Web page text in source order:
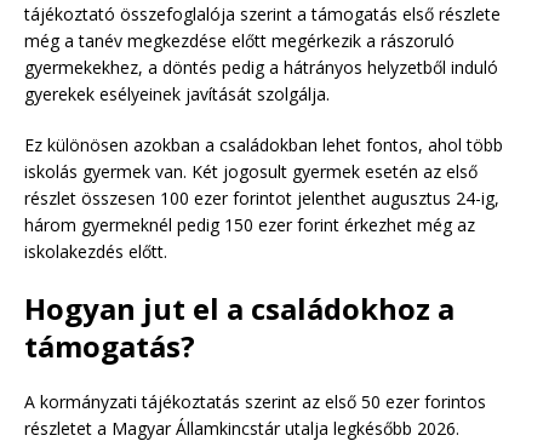
tájékoztató összefoglalója szerint a támogatás első részlete
még a tanév megkezdése előtt megérkezik a rászoruló
gyermekekhez, a döntés pedig a hátrányos helyzetből induló
gyerekek esélyeinek javítását szolgálja.
Ez különösen azokban a családokban lehet fontos, ahol több
iskolás gyermek van. Két jogosult gyermek esetén az első
részlet összesen 100 ezer forintot jelenthet augusztus 24-ig,
három gyermeknél pedig 150 ezer forint érkezhet még az
iskolakezdés előtt.
Hogyan jut el a családokhoz a
támogatás?
A kormányzati tájékoztatás szerint az első 50 ezer forintos
részletet a Magyar Államkincstár utalja legkésőbb 2026.